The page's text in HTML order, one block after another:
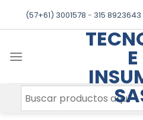
(57+61) 3001578 - 315 8923643
E